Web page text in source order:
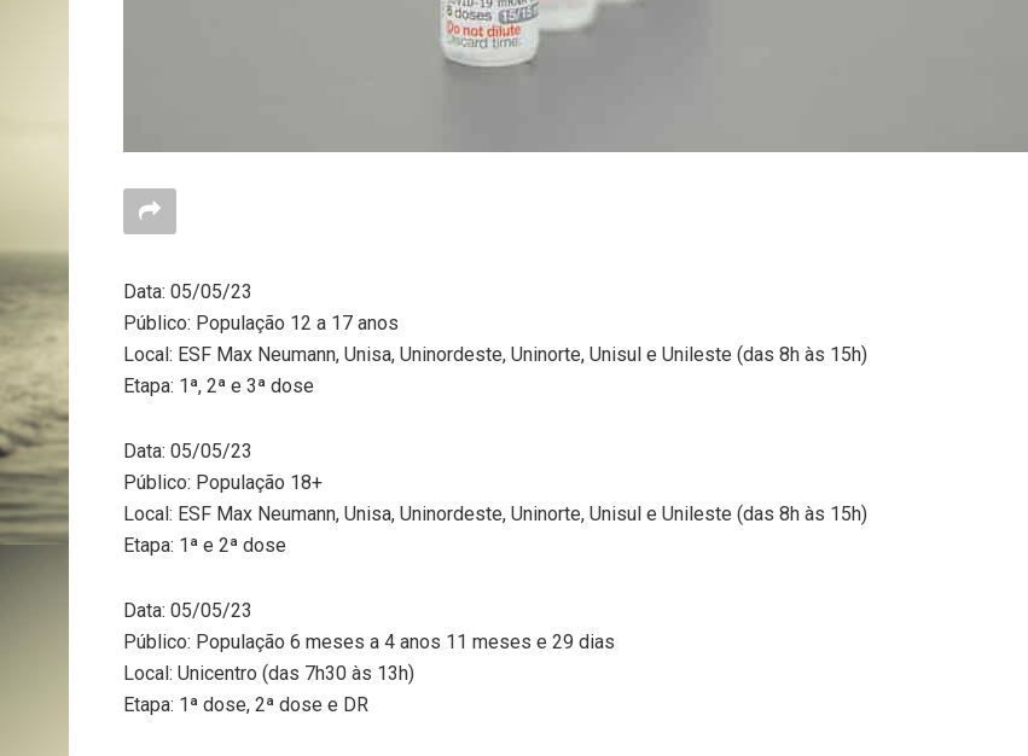
Data: 05/05/23
Público: População 12 a 17 anos
Local: ESF Max Neumann, Unisa, Uninordeste, Uninorte, Unisul e Unileste (das 8h às 15h)
Etapa: 1ª, 2ª e 3ª dose
Data: 05/05/23
Público: População 18+
Local: ESF Max Neumann, Unisa, Uninordeste, Uninorte, Unisul e Unileste (das 8h às 15h)
Etapa: 1ª e 2ª dose
Data: 05/05/23
Público: População 6 meses a 4 anos 11 meses e 29 dias
Local: Unicentro (das 7h30 às 13h)
Etapa: 1ª dose, 2ª dose e DR